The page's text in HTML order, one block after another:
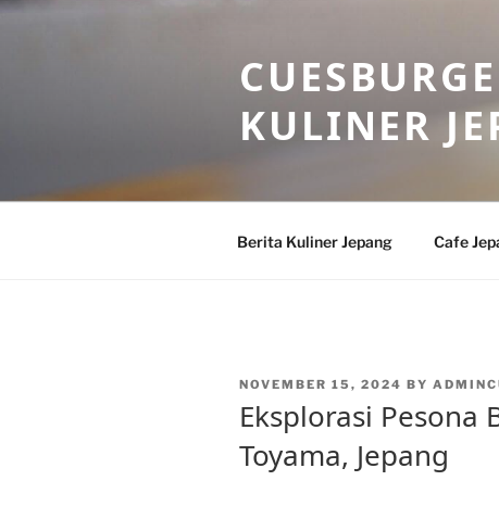
Skip
KULINER
Berita Kuliner Jepang Cafe
POSTED
NOVEMBER 15, 2024 BY
Eksplorasi Pesona
Toyama, Jepang